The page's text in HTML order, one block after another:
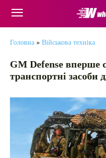
Головна » Військова техніка
GM Defense вперше
транспортні